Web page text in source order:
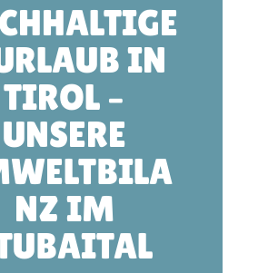
IN
TIROL –
UNSERE
NZ IM